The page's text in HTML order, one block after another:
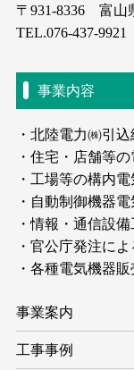
〒931-8336 富山
TEL.076-437-9921
事業内容
北陸電力㈱引込
住宅・店舗等
工場等の構内
自動制御機器
情報・通信設備
官公庁発注に
各種電気機器販
事業案内
工事事例